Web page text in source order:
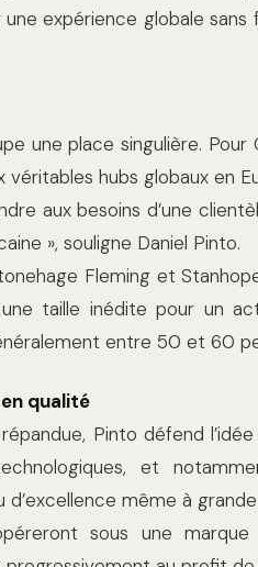
une expérience globale
une place singulière.
véritables hubs globaux en
aux besoins d’une
», souligne Daniel Pinto.
Fleming et
une taille inédite pour un
entre 50 et 60
qualité
Pinto défend
et
même à
sous une